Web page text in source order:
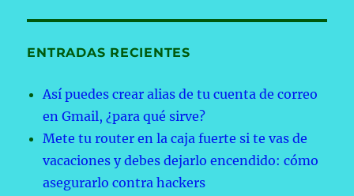
ENTRADAS RECIENTES
Así puedes crear alias de tu cuenta de correo
en Gmail, ¿para qué sirve?
Mete tu router en la caja fuerte si te vas de
vacaciones y debes dejarlo encendido: cómo
asegurarlo contra hackers